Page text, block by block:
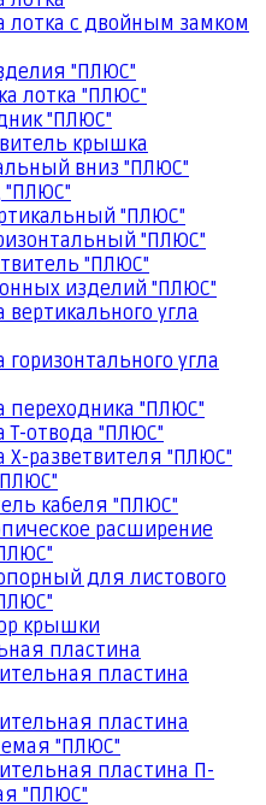
лотка с двойным замком
"ПЛЮС"
лотка "ПЛЮС"
"ПЛЮС"
крышка
вниз "ПЛЮС"
"ПЛЮС"
"ПЛЮС"
"ПЛЮС"
"ПЛЮС"
изделий "ПЛЮС"
угла
угла
переходника "ПЛЮС"
Т-отвода "ПЛЮС"
Х-разветвителя "ПЛЮС"
кабеля "ПЛЮС"
расширение
для листового
крышки
пластина
пластина
пластина
"ПЛЮС"
пластина П-
"ПЛЮС"